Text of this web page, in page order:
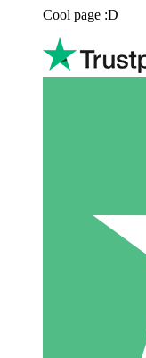
Cool page :D